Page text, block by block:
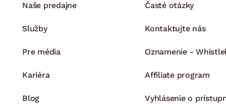
Naše predajne
Služby
Pre média
Kariéra
Blog
Časté otázky
Kontaktujte nás
Oznamenie -
Affiliate program
Vyhlásenie o